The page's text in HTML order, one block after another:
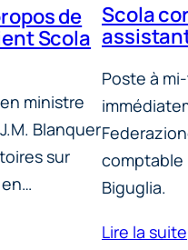
de
Scola
ministre
Blanquer
sur
Scola
Poste à
comptable
Biguglia.
Lire la suite